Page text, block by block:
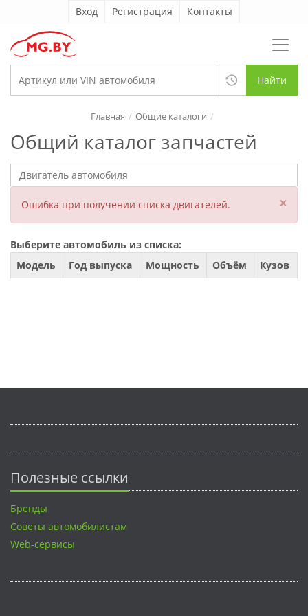
Вход Регистрация Контакты
Найти
Общий каталог запчастей
Главная Общие каталоги
Ошибка при получении списка двигателей. ×
Выберите автомобиль из списка:
Модель
Год выпуска Мощность Объём Кузов
Полезные ссылки
Бренды
Советы автомобилистам
Web-сервисы